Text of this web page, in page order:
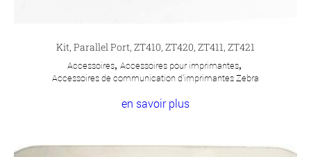
Kit, Parallel Port, ZT410, ZT420, ZT411, ZT421
Accessoires, Accessoires pour imprimantes,
Accessoires de communication d'imprimantes Zebra
en savoir plus